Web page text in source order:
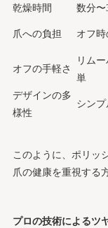
乾燥時間
数分〜
爪への負担 オフ
オフの手軽さ
リム
単
デザインの多
様性
シン
このように、ポリッ
爪の健康を重視する
プロの技術によるツ